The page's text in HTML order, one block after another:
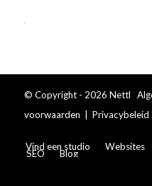
© Copyright - 2026 Nettl
voorwaarden
Privacybeleid
Vind een studio Websites
SEO Blog